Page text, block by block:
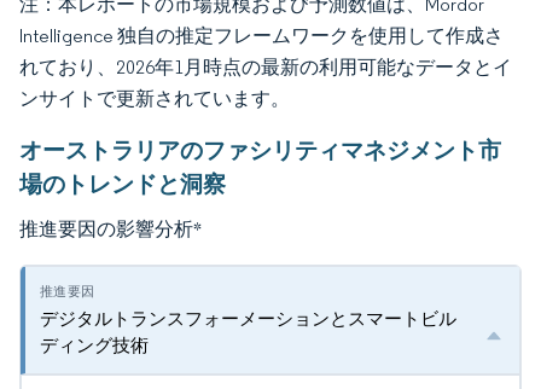
Intelligence 独自の推定フレームワークを使用して作成さ
れており、2026年1月時点の最新の利用可能なデータとイ
ンサイトで更新されています。
オーストラリアのファシリティマネジメント市
場のトレンドと洞察
推進要因の影響分析*
デジタルトランスフォーメーションとスマートビル
ディング技術